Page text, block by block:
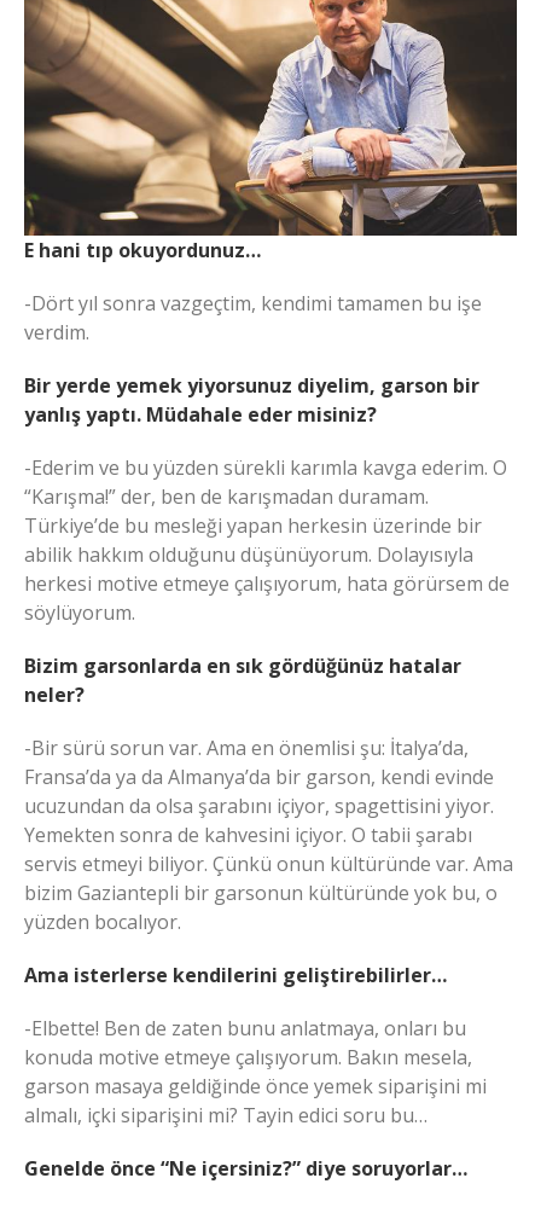
E hani tıp okuyordunuz…
-Dört yıl sonra vazgeçtim, kendimi tamamen bu işe
verdim.
Bir yerde yemek yiyorsunuz diyelim, garson bir
yanlış yaptı. Müdahale eder misiniz?
-Ederim ve bu yüzden sürekli karımla kavga ederim. O
“Karışma!” der, ben de karışmadan duramam.
Türkiye’de bu mesleği yapan herkesin üzerinde bir
abilik hakkım olduğunu düşünüyorum. Dolayısıyla
herkesi motive etmeye çalışıyorum, hata görürsem de
söylüyorum.
Bizim garsonlarda en sık gördüğünüz hatalar
neler?
-Bir sürü sorun var. Ama en önemlisi şu: İtalya’da,
Fransa’da ya da Almanya’da bir garson, kendi evinde
ucuzundan da olsa şarabını içiyor, spagettisini yiyor.
Yemekten sonra de kahvesini içiyor. O tabii şarabı
servis etmeyi biliyor. Çünkü onun kültüründe var. Ama
bizim Gaziantepli bir garsonun kültüründe yok bu, o
yüzden bocalıyor.
Ama isterlerse kendilerini geliştirebilirler…
-Elbette! Ben de zaten bunu anlatmaya, onları bu
konuda motive etmeye çalışıyorum. Bakın mesela,
garson masaya geldiğinde önce yemek siparişini mi
almalı, içki siparişini mi? Tayin edici soru bu…
Genelde önce “Ne içersiniz?” diye soruyorlar…